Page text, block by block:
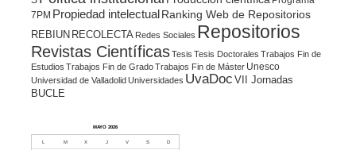
7PM Propiedad intelectualRanking Web de Repositorios
REBIUN RECOLECTA Redes Sociales Repositorios
Revistas CientíficasTesis Tesis Doctorales Trabajos Fin de
Estudios Trabajos Fin de GradoTrabajos Fin de Máster Unesco
Universidad de ValladolidUniversidades UvaDoc VII Jornadas
BUCLE
MAYO 2026
L M X J V S D